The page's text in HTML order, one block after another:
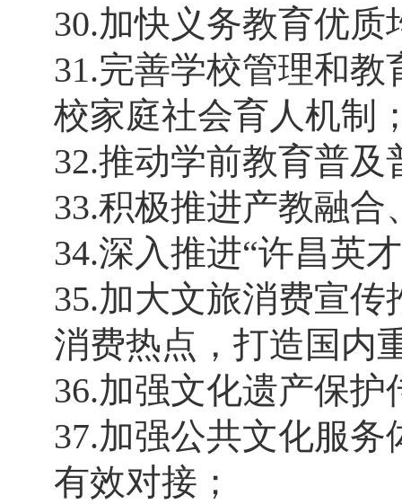
30.加快义务教育优
31.完善学校管理和
校家庭社会育人机制
32.推动学前教育普及
33.积极推进产教融
34.深入推进“许昌英
35.加大文旅消费宣
消费热点，打造国内
36.加强文化遗产保
37.加强公共文化服
有效对接；